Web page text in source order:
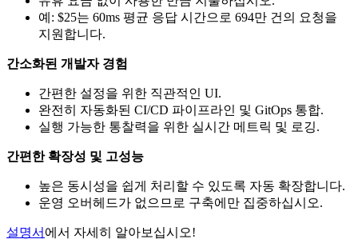
예: $25는 60ms 평균 응답 시간으로 694만 건의 요청을
지원합니다.
간소화된 개발자 경험
간편한 설정을 위한 직관적인 UI.
완전히 자동화된 CI/CD 파이프라인 및 GitOps 통합.
실행 가능한 통찰력을 위한 실시간 메트릭 및 로깅.
간편한 확장성 및 고성능
높은 동시성을 쉽게 처리할 수 있도록 자동 확장합니다.
운영 오버헤드가 없으므로 구축에만 집중하십시오.
설명서 에서 자세히 알아보십시오!